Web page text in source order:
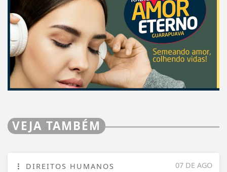
VEJA TAMBÉM
07 DE AGO
DIREITOS HUMANOS